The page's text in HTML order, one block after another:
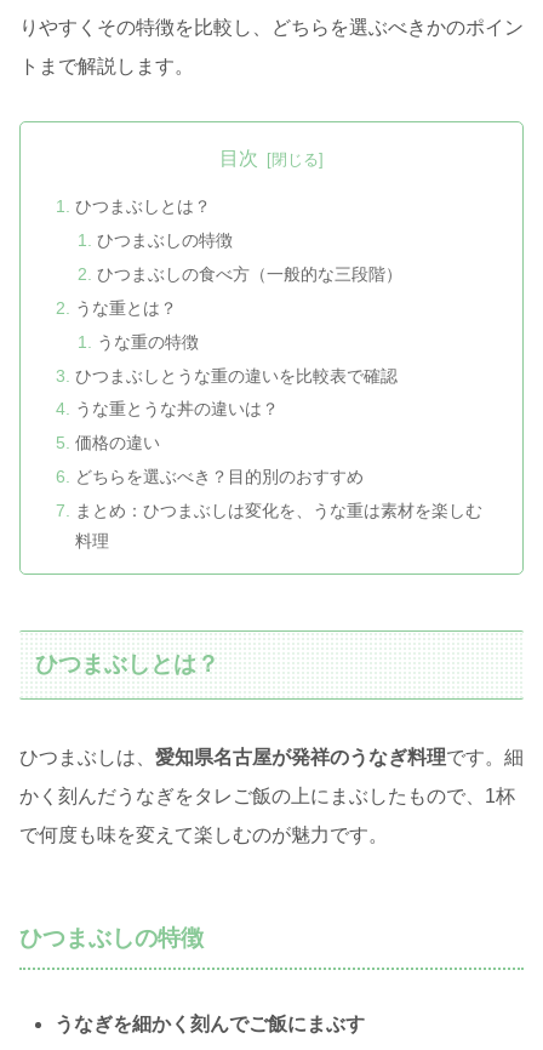
りやすくその特徴を比較し、どちらを選ぶべきかのポイン
トまで解説します。
目次
ひつまぶしとは？
ひつまぶしの特徴
ひつまぶしの食べ方（一般的な三段階）
うな重とは？
うな重の特徴
ひつまぶしとうな重の違いを比較表で確認
うな重とうな丼の違いは？
価格の違い
どちらを選ぶべき？目的別のおすすめ
まとめ：ひつまぶしは変化を、うな重は素材を楽しむ
料理
ひつまぶしとは？
ひつまぶしは、 愛知県名古屋が発祥のうなぎ料理です。細
かく刻んだうなぎをタレご飯の上にまぶしたもので、1杯
で何度も味を変えて楽しむのが魅力です。
ひつまぶしの特徴
うなぎを細かく刻んでご飯にまぶす